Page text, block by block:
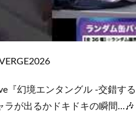
『幻境エンタングル -交錯する
ラが出るかドキドキの瞬間…🎶